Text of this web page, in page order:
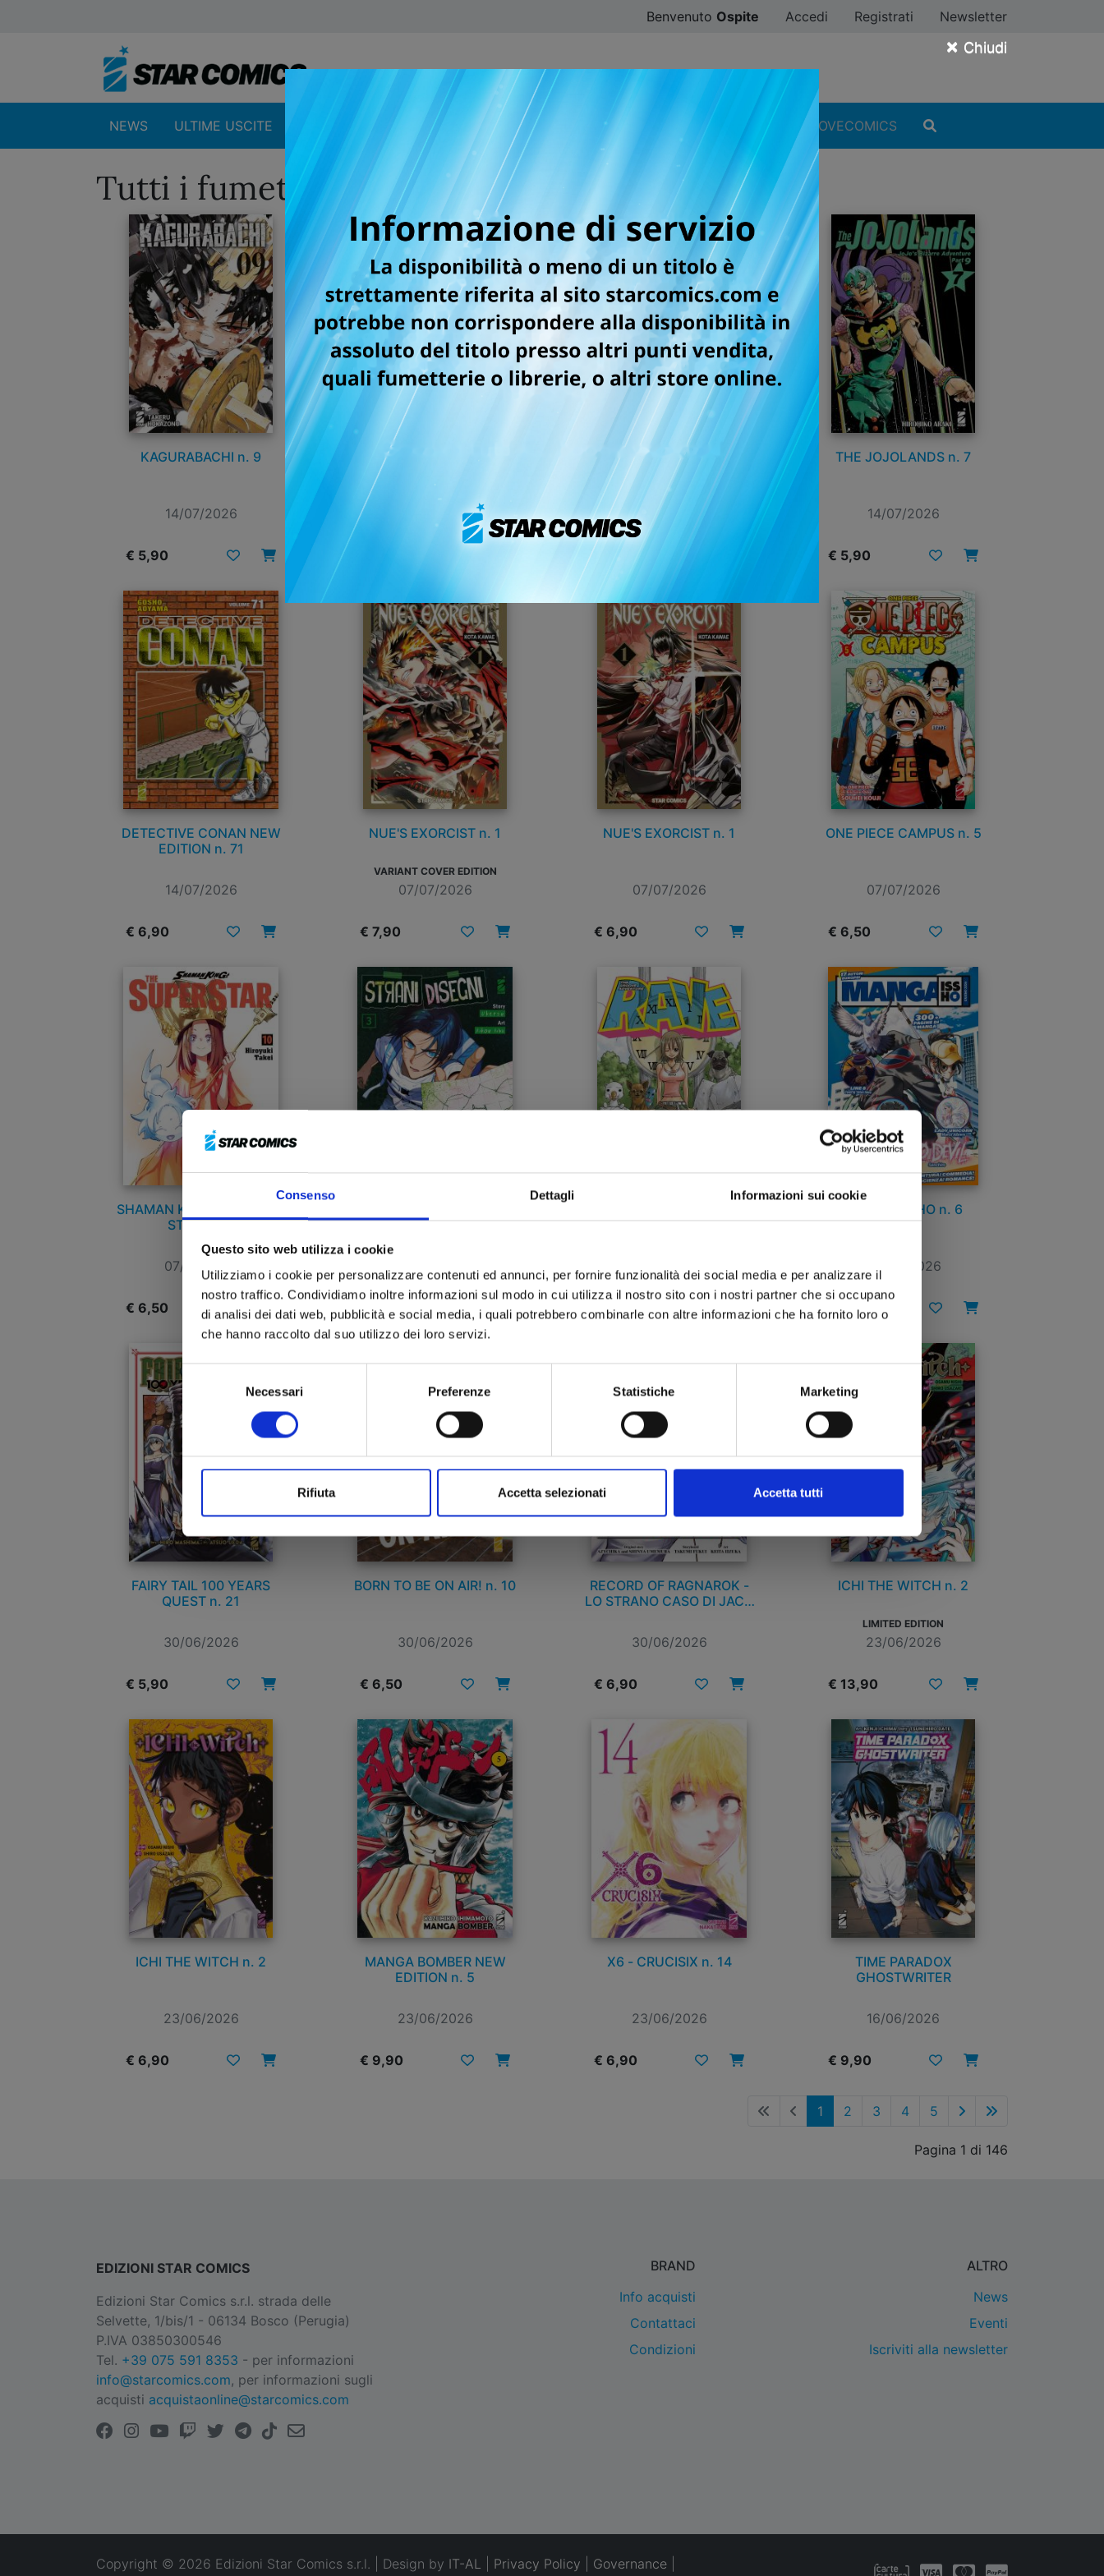
Consenso Dettagli Informazioni sui cookie
Questo sito web utilizza i cookie
Utilizziamo i cookie per personalizzare contenuti ed annunci, per fornire funzionalità dei social media e per analizzare il
nostro traffico. Condividiamo inoltre informazioni sul modo in cui utilizza il nostro sito con i nostri partner che si occupano
di analisi dei dati web, pubblicità e social media, i quali potrebbero combinarle con altre informazioni che ha fornito loro o
che hanno raccolto dal suo utilizzo dei loro servizi.
Selezione
del
consenso
Necessari Preferenze Statistiche Marketing
Rifiuta Accetta selezionati Accetta tutti
× Chiudi
Benvenuto Ospite Accedi Registrati Newsletter
NEWS ULTIME USCITE CATALOGO SFOGLIA ONLINE DIGISTAR #ILOVEMANGA #ILOVECOMICS
Tutti i fumetti della categoria Manga / Shonen
KAGURABACHI n. 9
14/07/2026
€ 5,90
GACHIAKUTA n. 16
14/07/2026
DETECTIVE CONAN NEW
EDITION n. 72
14/07/2026
€ 6,90
THE JOJOLANDS n. 7
14/07/2026
€ 5,90
DETECTIVE CONAN NEW
EDITION n. 71
14/07/2026
€ 6,90
NUE'S EXORCIST n. 1
VARIANT COVER EDITION
07/07/2026
€ 7,90
NUE'S EXORCIST n. 1
07/07/2026
€ 6,90
ONE PIECE CAMPUS n. 5
07/07/2026
€ 6,50
SHAMAN KING THE SUPER
STAR n. 10
07/07/2026
€ 6,50 € 7,50
ADVENTURE NEW EDITION
07/07/2026
€ 5,90
MANGA ISSHO n. 6
30/06/2026
€ 6,90
FAIRY TAIL 100 YEARS
QUEST n. 21
30/06/2026
€ 5,90
BORN TO BE ON AIR! n. 10
30/06/2026
€ 6,50
RECORD OF RAGNAROK -
LO STRANO CASO DI JACK
30/06/2026
€ 6,90
ICHI THE WITCH n. 2
LIMITED EDITION
23/06/2026
€ 13,90
ICHI THE WITCH n. 2
23/06/2026
€ 6,90
MANGA BOMBER NEW
EDITION n. 5
23/06/2026
€ 9,90
X6 - CRUCISIX n. 14
23/06/2026
€ 6,90
TIME PARADOX
GHOSTWRITER
16/06/2026
€ 9,90
1 2 3 4 5
Pagina 1 di 146
EDIZIONI STAR COMICS
Edizioni Star Comics s.r.l. strada delle
Selvette, 1/bis/1 - 06134 Bosco (Perugia)
P.IVA 03850300546
Tel. +39 075 591 8353 - per informazioni
info@starcomics.com, per informazioni sugli
acquisti acquistaonline@starcomics.com
BRAND
Info acquisti
Contattaci
Condizioni
ALTRO
News
Eventi
Iscriviti alla newsletter
Copyright © 2026 Edizioni Star Comics s.r.l. | Design by IT-AL Privacy Policy Governance